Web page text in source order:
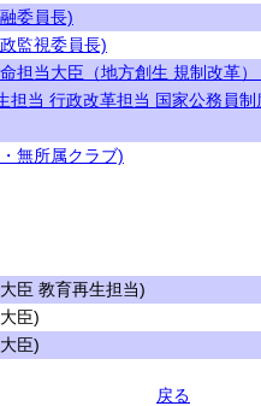
委員長)
監視委員長)
担当大臣（地方創生 規制改革）
担当 行政改革担当 国家公務員制
無所属クラブ)
臣 教育再生担当)
臣)
臣)
戻る